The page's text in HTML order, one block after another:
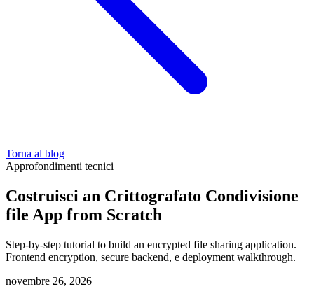
Torna al blog
Approfondimenti tecnici
Costruisci an Crittografato Condivisione
file App from Scratch
Step-by-step tutorial to build an encrypted file sharing application.
Frontend encryption, secure backend, e deployment walkthrough.
novembre 26, 2026